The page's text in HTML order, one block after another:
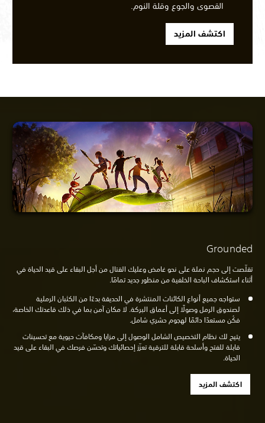
القصوى والجوع وقلة النوم.
اكتشف المزيد
Grounded
تقلّصت إلى حجم نملة على نحو غامض وعليك القتال من أجل البقاء على قيد الحياة في
أثناء استكشاف الباحة الخلفية من منظور جديد تمامًا.
ستواجه جميع أنواع الكائنات المنتشرة في الحديقة بدءًا من الكثبان الرملية
لصندوق الرمل وصولًا إلى أعماق البركة. لا مكان آمن بما في ذلك قاعدتك الخاصة،
فكُن مستعدًا دائمًا لهجوم حشري شامل.
يتيح لك نظام التخصيص الشامل الوصول إلى مزايا ومكافآت حيوية مع تحسينات
قابلة للفتح وأسلحة قابلة للترقية تعزّز إحصائياتك وتحسّن فرصك في البقاء على قيد
الحياة.
اكتشف المزيد